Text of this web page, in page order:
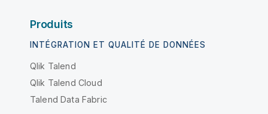
Produits
INTÉGRATION ET QUALITÉ DE DONNÉES
Qlik Talend
Qlik Talend Cloud
Talend Data Fabric